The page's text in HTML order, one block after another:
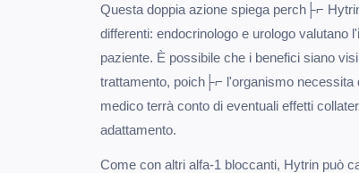
Questa doppia azione spiega perch├⌐
differenti: endocrinologo e urologo valutano
paziente. È possibile che i benefici siano
trattamento, poich├⌐ l'organismo necessita
medico terrà conto di eventuali effetti
adattamento.
Come con altri alfa-1 bloccanti, Hytrin può